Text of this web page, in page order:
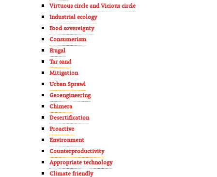
Virtuous circle and Vicious circle
Industrial ecology
Food sovereignty
Consumerism
Frugal
Tar sand
Mitigation
Urban Sprawl
Geoengineering
Chimera
Desertification
Proactive
Environment
Counterproductivity
Appropriate technology
Climate friendly